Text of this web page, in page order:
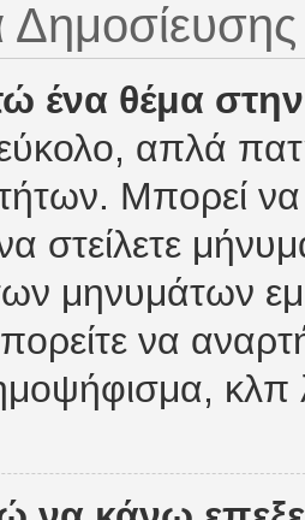
Δημοσίευσης
ένα θέμα
απλά
Μπορεί να
στείλετε
μηνυμάτων
να
κλπ